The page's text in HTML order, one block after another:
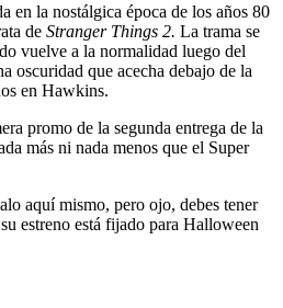
en la nostálgica época de los años 80
de Stranger Things 2. La trama se
vuelve a la normalidad luego del
oscuridad que acecha debajo de la
en Hawkins.
promo de la segunda entrega de la
más ni nada menos que el Super
aquí mismo, pero ojo, debes tener
estreno está fijado para Halloween